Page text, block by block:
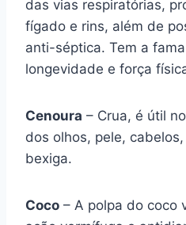
das vias respiratórias,
fígado e rins, além de
anti-séptica. Tem a
longevidade e força
Cenoura – Crua, é útil
dos olhos, pele,
bexiga.
Coco – A polpa do coco